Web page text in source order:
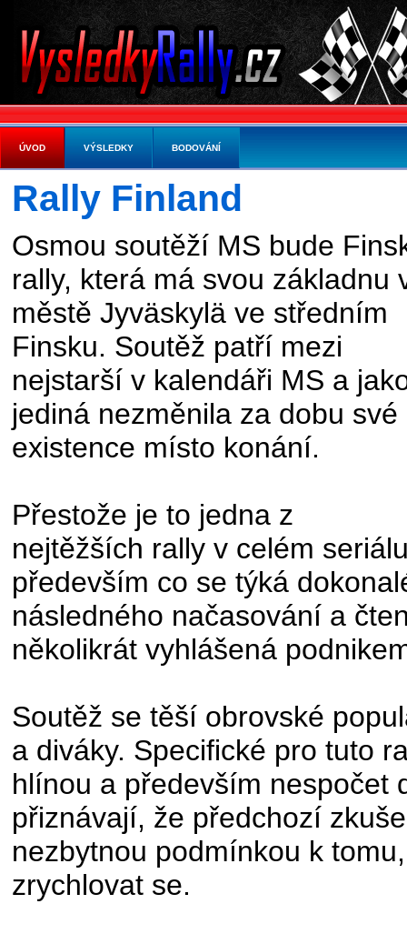
Rally Finland
Osmou soutěží MS bude
rally, která má svou základnu
městě Jyväskylä ve středním
Finsku. Soutěž patří mezi
nejstarší v kalendáři MS a
jediná nezměnila za dobu své
existence místo konání.
Přestože je to jedna z
nejtěžších rally v celém
především co se týká
následného načasování a
několikrát vyhlášená
Soutěž se těší obrovské
a diváky. Specifické pro tuto
hlínou a především nespočet
přiznávají, že předchozí
nezbytnou podmínkou k
zrychlovat se.
ÚVOD VÝSLEDKY BODOVÁNÍ